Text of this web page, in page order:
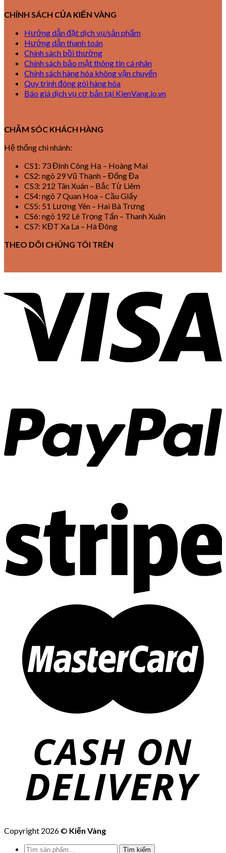
CHÍNH SÁCH CỦA KIẾN VÀNG
Hướng dẫn đặt dịch vụ/sản phẩm
Hướng dẫn thanh toán
Chính sách bồi thường
Chính sách bảo mật thông tin cá nhân
Chính sách hàng hóa không vận chuyển
Quy trình đóng gói hàng hóa
Báo giá dịch vụ cơ bản tại KienVang.io.vn
CHĂM SÓC KHÁCH HÀNG
Hệ thống chi nhánh:
CS1: 73 Định Công Hạ – Hoàng Mai
CS2: ngõ 29 Vũ Thạnh – Đống Đa
CS3: 212 Tân Xuân – Bắc Từ Liêm
CS4: ngõ 7 Quan Hoa – Cầu Giấy
CS5: 51 Lương Yên – Hai Bà Trưng
CS6: ngõ 192 Lê Trọng Tấn – Thanh Xuân
CS7: KĐT Xa La – Hà Đông
THEO DÕI CHÚNG TÔI TRÊN
Copyright 2026 © Kiến Vàng
Tìm
Tìm kiếm